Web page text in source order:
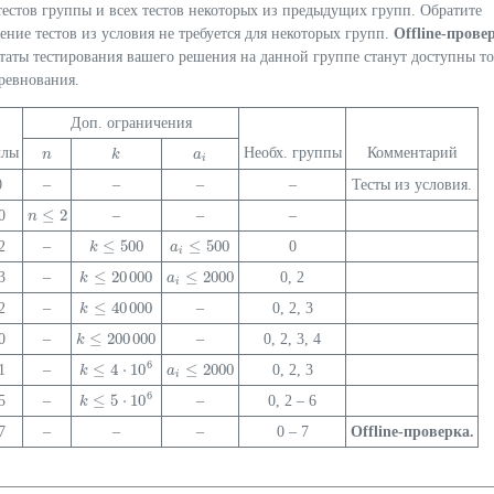
группы и всех тестов некоторых из предыдущих групп. Обратите
тестов из условия не требуется для некоторых групп. Offline-
тестирования вашего решения на данной группе станут доступны
Доп. ограничения
n
n k
k ai
ai Необх. группы
Комментарий
– – – –
Тесты из условия.
n ≤ 2
n≤2 – –
–
– k ≤ 500
k≤500 ai ≤ 500
ai≤500
0
– k ≤ 20000
k≤20000 ai ≤ 2000
ai≤ 2000
0, 2
– k ≤ 40000
k≤40000 –
0, 2, 3
– k ≤ 200000
k≤200000 –
0, 2, 3, 4
– k ≤ 4 ⋅ 106
k≤4⋅ 10 6 ai ≤ 2000
ai≤ 2000
0, 2, 3
– k ≤ 5 ⋅ 106
k≤5⋅ 10 6 –
0, 2 – 6
– – – 0 – 7 Offline-проверка.